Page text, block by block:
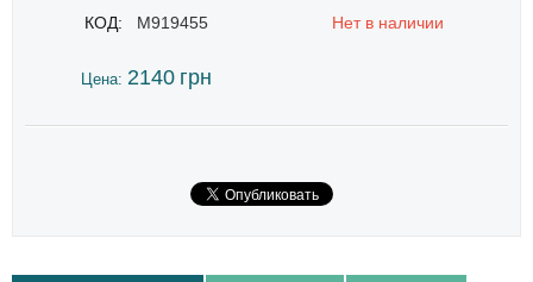
КОД: M919455 Нет в наличии
Цена: 2140 грн